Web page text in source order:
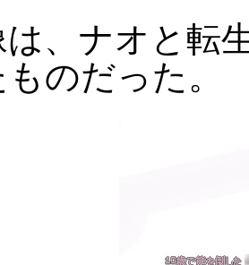
、ナオと転
のだった。